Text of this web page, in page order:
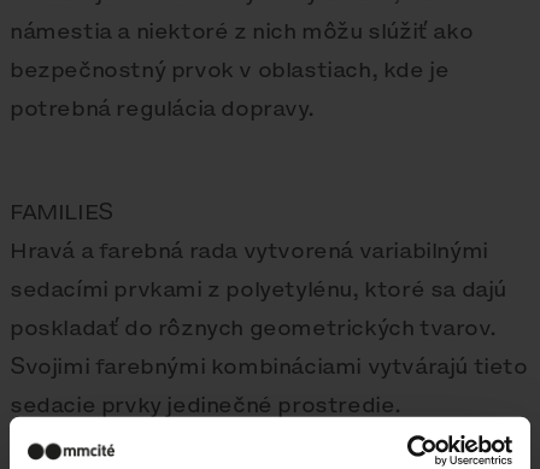
námestia a niektoré z nich môžu slúžiť ako
bezpečnostný prvok v oblastiach, kde je
potrebná regulácia dopravy.
FAMILIES
Hravá a farebná rada vytvorená variabilnými
sedacími prvkami z polyetylénu, ktoré sa dajú
poskladať do rôznych geometrických tvarov.
Svojimi farebnými kombináciami vytvárajú tieto
sedacie prvky jedinečné prostredie.
Najvhodnejšie použitie je na detských a